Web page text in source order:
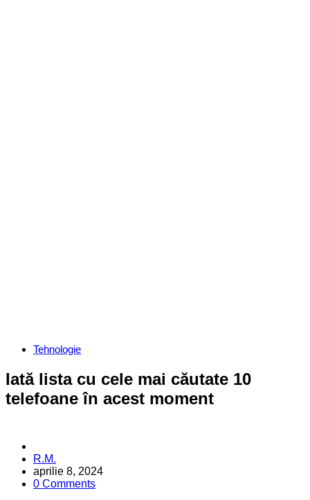
Categories
Tehnologie
Iată lista cu cele mai căutate 10
telefoane în acest moment
Posted
by
R.M.
aprilie 8, 2024
0 Comments